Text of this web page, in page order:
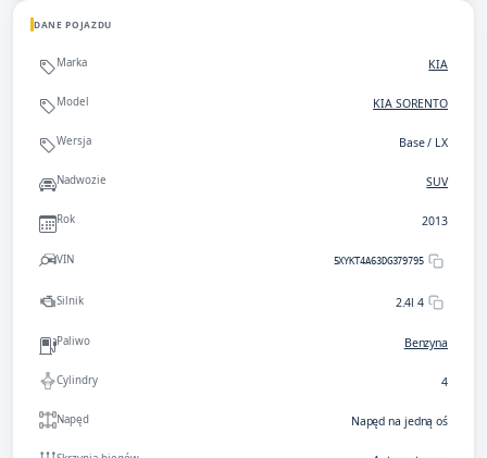
DANE POJAZDU
Marka KIA
Model KIA SORENTO
Wersja Base / LX
Nadwozie SUV
Rok 2013
VIN 5XYKT4A63DG379795
Silnik 2.4l 4
Paliwo Benzyna
Cylindry 4
Napęd Napęd na jedną oś